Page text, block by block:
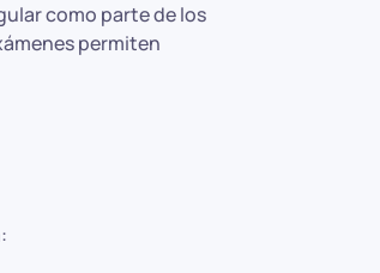
como parte de los
permiten